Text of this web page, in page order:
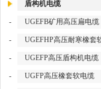
盾构机电缆
- UGEFB矿用高压扁电缆
- UGEFHP高压耐寒橡套
- UGEFP高压盾构机电缆
- UGFP高压橡套软电缆